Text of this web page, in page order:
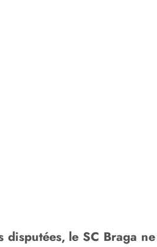
disputées, le SC Braga